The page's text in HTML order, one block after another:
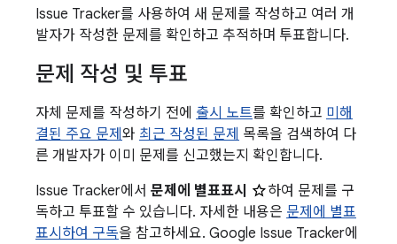
Issue Tracker를 사용하여 새 문제를 작성하고 여러 개
발자가 작성한 문제를 확인하고 추적하며 투표합니다.
문제 작성 및 투표
자체 문제를 작성하기 전에 출시 노트를 확인하고 미해
결된 주요 문제 와 최근 작성된 문제 목록을 검색하여 다
른 개발자가 이미 문제를 신고했는지 확인합니다.
Issue Tracker에서 문제에 별표표시
하여 문제를 구
독하고 투표할 수 있습니다. 자세한 내용은 문제에 별표
표시하여 구독을 참고하세요. Google Issue Tracker에